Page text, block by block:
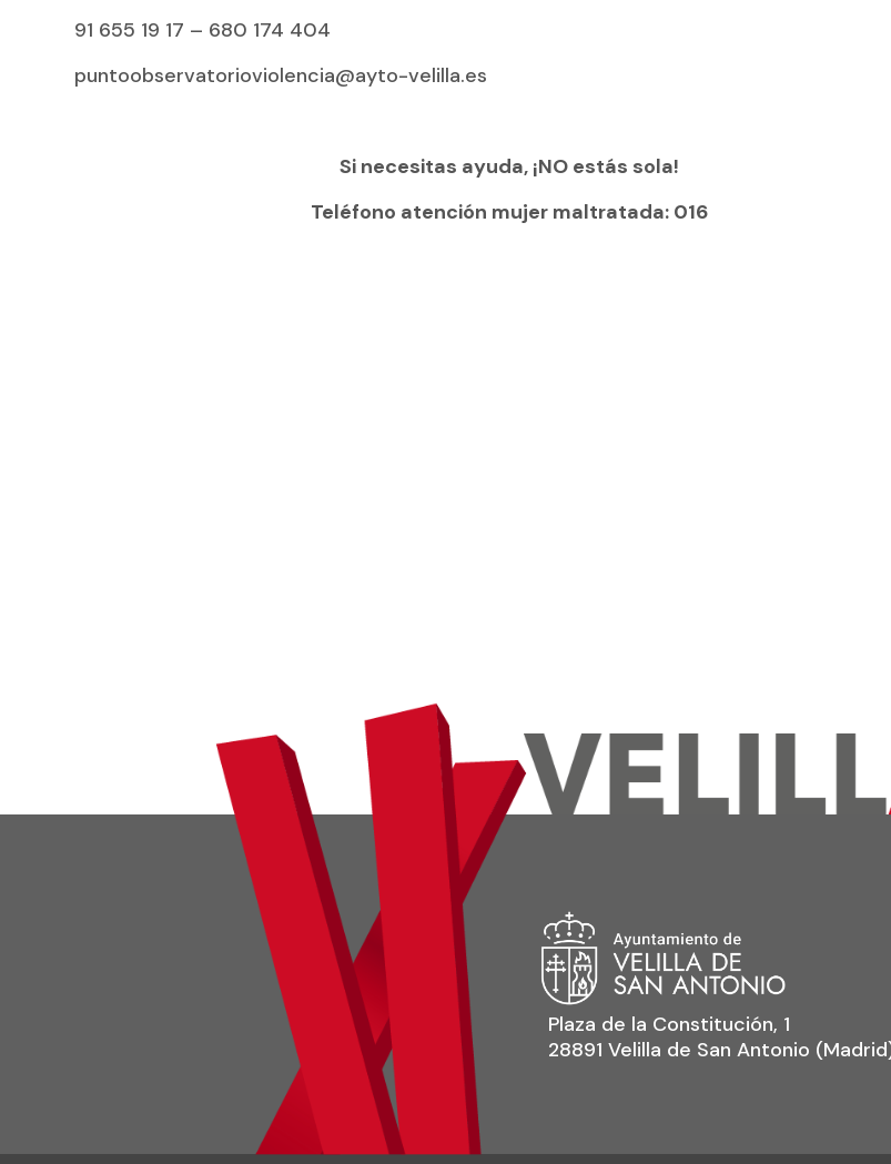
91 655 19 17 – 680 174 404
puntoobservatorioviolencia@ayto-velilla.es
Si necesitas ayuda, ¡NO estás sola!
Teléfono atención mujer maltratada: 016
Plaza de la Constitución, 1
28891 Velilla de San Antonio